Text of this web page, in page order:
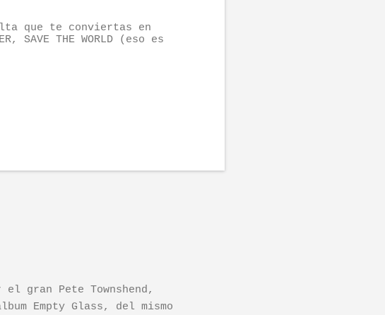
que te conviertas en
SAVE THE WORLD (eso es
gran Pete Townshend,
Empty Glass, del mismo